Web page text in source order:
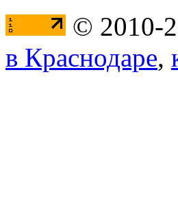
© 2010-
в Краснодаре,